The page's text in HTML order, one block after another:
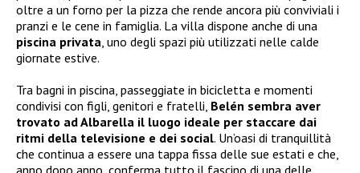
oltre a un forno per la pizza che rende ancora più conviviali i
pranzi e le cene in famiglia. La villa dispone anche di una
piscina privata, uno degli spazi più utilizzati nelle calde
giornate estive.
Tra bagni in piscina, passeggiate in bicicletta e momenti
condivisi con figli, genitori e fratelli, Belén sembra aver
trovato ad Albarella il luogo ideale per staccare dai
ritmi della televisione e dei social. Un’oasi di tranquillità
che continua a essere una tappa fissa delle sue estati e che,